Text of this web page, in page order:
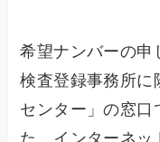
希望ナンバーの申
検査登録事務所に
センター」の窓口
た、インターネッ